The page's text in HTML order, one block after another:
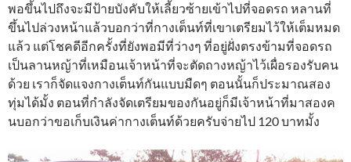
พอขึ้นไปถึงจะมีป้ายบังคับให้เลี้ยวซ้ายเข้าไปที่จอดรถ หลานที่
ขึ้นไปล่วงหน้าแล้วบอกว่าที่กางเต็นท์ที่เขาเตรียมไว้ให้เต็มหมด
แล้ว แต่โชคดีอีกครั้งที่ยังพอมีที่ว่างๆ ที่อยู่ฝั่งตรงข้ามที่จอดรถ
เป็นลานหญ้าที่เหมือนเจ้าหน้าที่จะตัดถางหญ้าไว้เผื่อรองรับคน
ด้วย เราก็จัดแจงกางเต็นท์กันแบบมืดๆ ตอนนั้นก็ประมาณสอง
ทุ่มได้มั้ง ตอนที่กำลังจัดเตรียมของกันอยู่ก็มีเจ้าหน้าที่มาสองค
นบอกว่าขอเก็บเงินค่ากางเต็นท์ด้วยครับจ่ายไป 120 บาทมั้ง